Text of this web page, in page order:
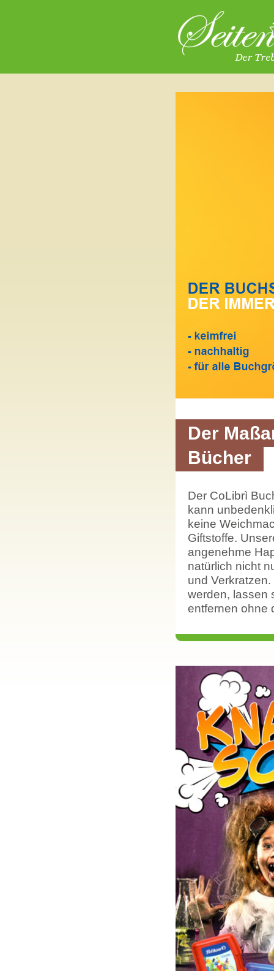
Der
Bücher
Der CoLibrì
kann
keine
Giftstoffe.
angenehme
natürlich nicht
und
werden, lassen
entfernen ohne